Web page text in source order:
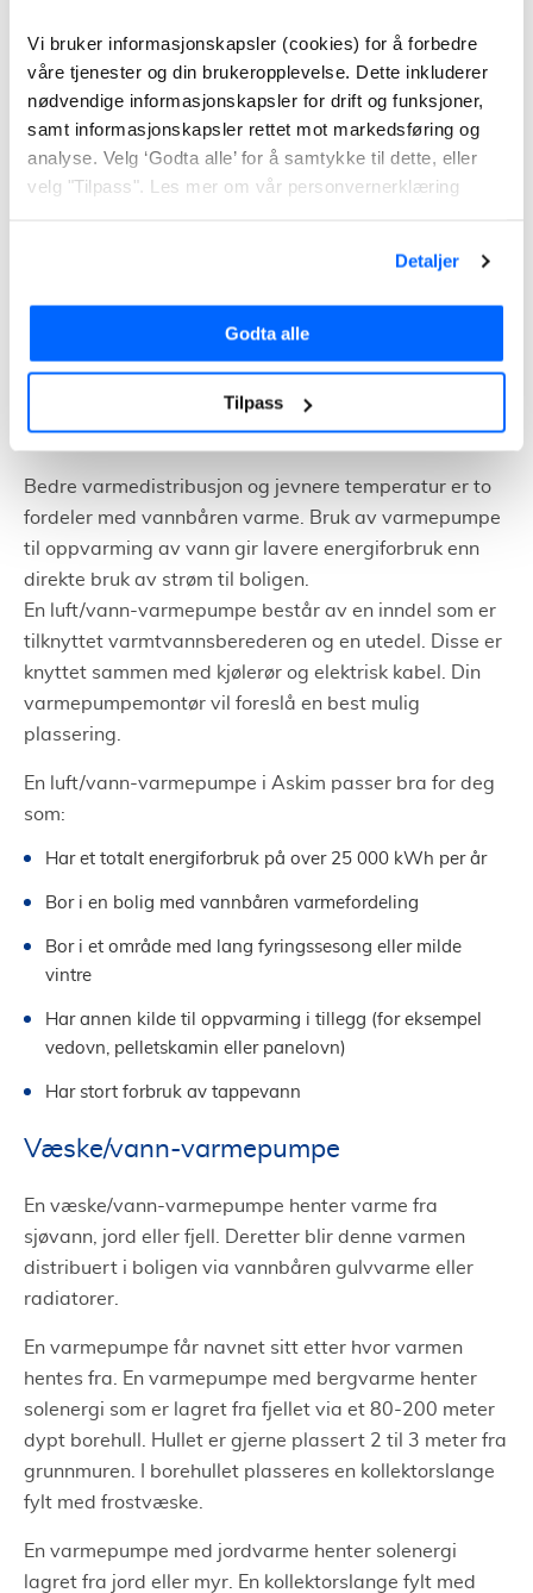
Vi bruker informasjonskapsler (cookies) for å forbedre
våre tjenester og din brukeropplevelse. Dette inkluderer
nødvendige informasjonskapsler for drift og funksjoner,
samt informasjonskapsler rettet mot markedsføring og
analyse. Velg ‘Godta alle’ for å samtykke til dette, eller
velg "Tilpass". Les mer om vår personvernerklæring
Detaljer
Godta alle
Tilpass
Bor i en bolig der det ikke er aktuelt å bytte vinduer eller
etterisolere
Har andre alternative varmekilder til de kaldeste
periodene
boligen via vannbåren gulvvarme eller radiatorer.
Varmen brukes som oftest til å oppvarme tappevann
og oppvarming av selve boligen via et vannbåret
system.
Bedre varmedistribusjon og jevnere temperatur er to
fordeler med vannbåren varme. Bruk av varmepumpe
til oppvarming av vann gir lavere energiforbruk enn
direkte bruk av strøm til boligen.
En luft/vann-varmepumpe består av en inndel som er
tilknyttet varmtvannsberederen og en utedel. Disse er
knyttet sammen med kjølerør og elektrisk kabel. Din
varmepumpemontør vil foreslå en best mulig
plassering.
En luft/vann-varmepumpe i Askim passer bra for deg
som:
Har et totalt energiforbruk på over 25 000 kWh per år
Bor i en bolig med vannbåren varmefordeling
Bor i et område med lang fyringssesong eller milde
vintre
Har annen kilde til oppvarming i tillegg (for eksempel
vedovn, pelletskamin eller panelovn)
Har stort forbruk av tappevann
Væske/vann-varmepumpe
En væske/vann-varmepumpe henter varme fra
sjøvann, jord eller fjell. Deretter blir denne varmen
distribuert i boligen via vannbåren gulvvarme eller
radiatorer.
En varmepumpe får navnet sitt etter hvor varmen
hentes fra. En varmepumpe med bergvarme henter
solenergi som er lagret fra fjellet via et 80-200 meter
dypt borehull. Hullet er gjerne plassert 2 til 3 meter fra
grunnmuren. I borehullet plasseres en kollektorslange
fylt med frostvæske.
En varmepumpe med jordvarme henter solenergi
lagret fra jord eller myr. En kollektorslange fylt med